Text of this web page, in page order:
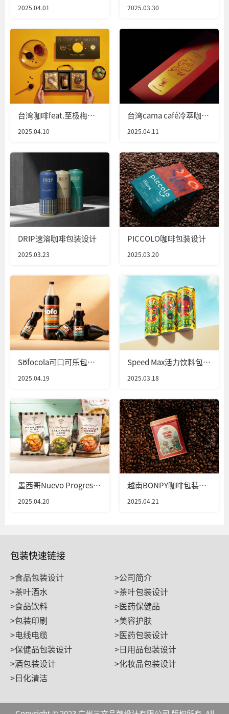
2025.04.01 2025.03.30
台湾咖啡feat.至极梅酒
2025.04.10
台湾cama café冷萃咖啡
2025.04.11
DRIP速溶咖啡包装设计
2025.03.23
PICCOLO咖啡包装设计
2025.03.20
Šofocola可口可乐包装
2025.04.19
Speed Max活力饮料包装
2025.03.18
墨西哥Nuevo Progreso
2025.04.20
越南BONPY咖啡包装设
2025.04.21
包装快速链接
>食品包装设计
>公司简介
>茶叶酒水
>茶叶包装设计
>食品饮料
>医药保健品
>包装印刷
>美容护肤
>电线电缆
>医药包装设计
>保健品包装设计
>日用品包装设计
>酒包装设计
>化妆品包装设计
>日化清洁